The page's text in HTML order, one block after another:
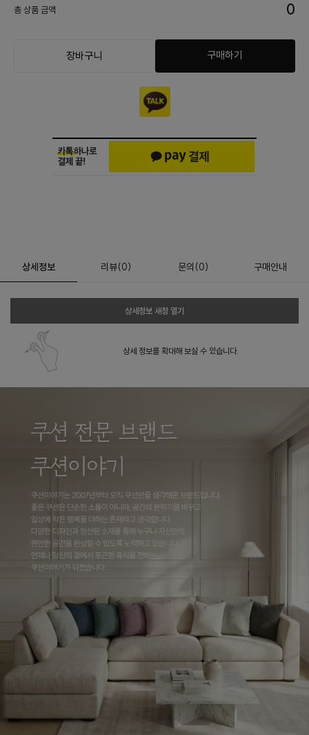
총 상품 금액 0
장바구니 구매하기
상세정보 리뷰(0) 문의 (0) 구매안내
상세정보 새창 열기
상세 정보를 확대해 보실 수 있습니다.